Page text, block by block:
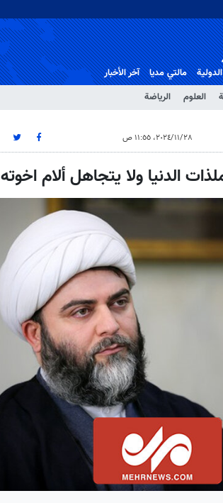
العلوم الرياضة
الدولية مالتي مدیا آخر الأخبار
٢٨‏/١١‏/٢٠٢٤، ١١:٥٥ ص
الدنيا ولا يتجاهل ألام اخوته